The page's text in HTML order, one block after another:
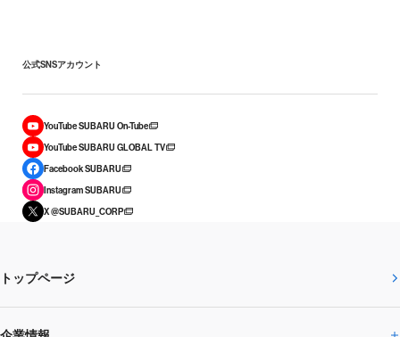
公式SNSアカウント
YouTube SUBARU On-Tube
YouTube SUBARU GLOBAL TV
Facebook SUBARU
Instagram SUBARU
X @SUBARU_CORP
トップページ